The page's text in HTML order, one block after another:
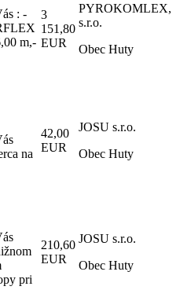
: -
m,-
3
151,80
EUR
PYROKOMLEX,
s.r.o.
Obec Huty
na
42,00
EUR
JOSU s.r.o.
Obec Huty
pri
210,60
EUR
JOSU s.r.o.
Obec Huty